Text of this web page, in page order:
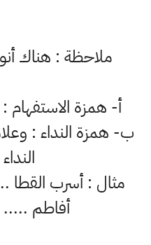
ملاحظة : هناك
‌أ- همزة الاستفهام
‌ب- همزة النداء :
مثال : أسرب القطا
أفاطم .....